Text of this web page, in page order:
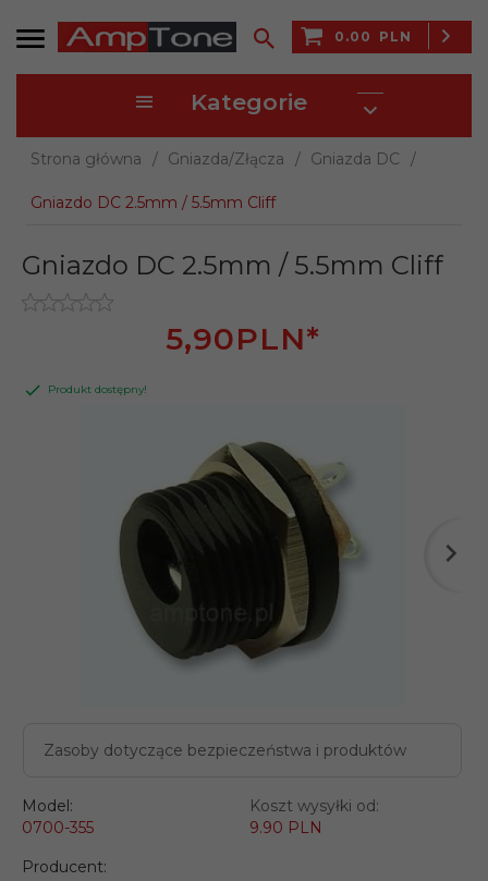
0.00 PLN
Kategorie
Strona główna Gniazda/Złącza Gniazda DC
Gniazdo DC 2.5mm / 5.5mm Cliff
Zasoby dotyczące bezpieczeństwa i produktów
Gniazdo DC 2.5mm / 5.5mm Cliff
5,90PLN*
Produkt dostępny!
Model:
0700-355
Koszt wysyłki od:
9.90 PLN
Producent: